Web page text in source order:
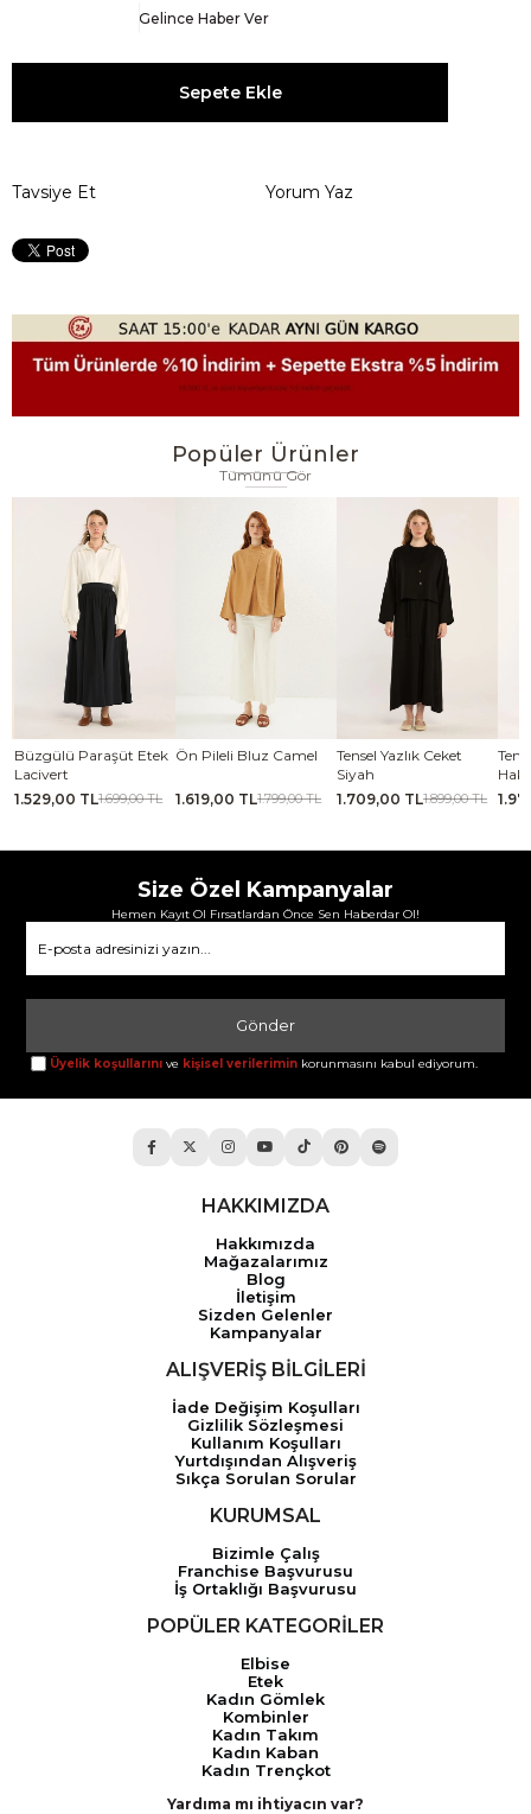
Gelince Haber Ver
Tavsiye Et Yorum Yaz
Popüler Ürünler
Tümünü Gör
Büzgülü Paraşüt Etek
Lacivert
1.529,00 TL1.699,00 TL
Ön Pileli Bluz Camel
1.619,00 TL1.799,00 TL
Tensel Yazlık Ceket
Siyah
1.709,00 TL1.899,00 TL
Haki
Size Özel Kampanyalar
Hemen Kayıt Ol Fırsatlardan Önce Sen Haberdar Ol!
Gönder
Üyelik koşullarını ve kişisel verilerimin korunmasını kabul ediyorum.
HAKKIMIZDA
Hakkımızda
Mağazalarımız
Blog
İletişim
Sizden Gelenler
Kampanyalar
ALIŞVERİŞ BİLGİLERİ
İade Değişim Koşulları
Gizlilik Sözleşmesi
Kullanım Koşulları
Yurtdışından Alışveriş
Sıkça Sorulan Sorular
KURUMSAL
Bizimle Çalış
Franchise Başvurusu
İş Ortaklığı Başvurusu
POPÜLER KATEGORİLER
Elbise
Etek
Kadın Gömlek
Kombinler
Kadın Takım
Kadın Kaban
Kadın Trençkot
Yardıma mı ihtiyacın var?